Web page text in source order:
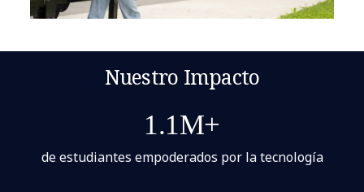
Nuestro Impacto
1.1M+
de estudiantes empoderados por la tecnología